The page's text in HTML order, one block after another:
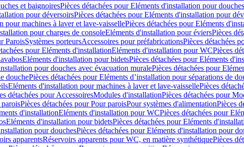
et baignoiresPièces détachées pour Eléments d'installation pour
pour déversoirsPièces détachées pour Eléments d'installation pour
pour machines à laver et lave-vaissellePièces détachées pour Eléments
pour charges de consoleEléments d'installation pour éviersPièces
ParoisSystèmes porteursAccessoires pour préfabricationsPièces détachées
pour Eléments d'installationEléments d'installation pour WCPièces
Eléments d'installation pour bidetsPièces détachées pour Eléments
pour douches avec évacuation muralePièces détachées pour
douchePièces détachées pour Eléments d’installation pour séparations de
Eléments d'installation pour machines à laver et lave-vaissellePièces
détachées pour AccessoiresModules d'installationPièces détachées pour
Pièces détachées pour Pour paroisPour systèmes d'alimentationPièces
d'installationEléments d'installation pour WCPièces détachées pour
Eléments d'installation pour bidetsPièces détachées pour Eléments
pour douchesPièces détachées pour Eléments d'installation pour
apparentsRéservoirs apparents pour WC, en matière synthétiquePièces